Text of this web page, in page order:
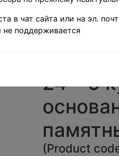
»Coins»
Иностранные
монеты»
Europe»
24 • 5
(Product
в чат сайта или на эл.
поддерживается